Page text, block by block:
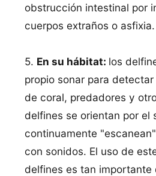
obstrucción intestinal por
cuerpos extraños o asfixia.
5. En su hábitat: los
propio sonar para
de coral, predadores y
delfines se orientan por el
continuamente
con sonidos. El uso de
delfines es tan importante